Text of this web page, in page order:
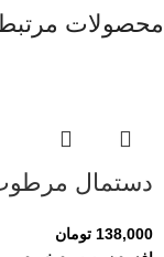
محصولات
دستمال
138,000 تومان